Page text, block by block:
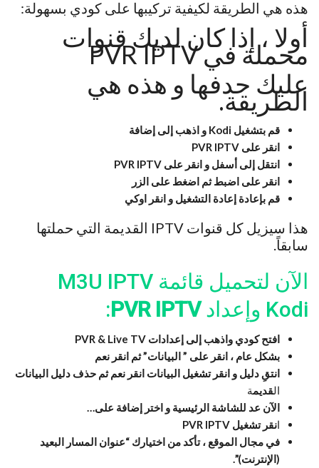
هذه هي الطريقة لكيفية تركيبها على كودي بسهولة:
أولا ، إذا كان لديك قنوات
محملة في PVR IPTV
عليك حدفها و هذه هي
الطريقة.
قم بتشغيل Kodi و اذهب إلى إضافة
انقر على PVR IPTV
انتقل إلى أسفل و انقر على PVR IPTV
انقر على اضبط ثم اضغط على الزر
قم بإعادة إعادة التشغيل و انقر اوكي
هذا سيزيل كل قنوات IPTV القديمة التي حملتها
سابقاً.
الآن لتحميل قائمة M3U IPTV
Kodi وإعداد
PVR IPTV
:
افتح كودي واذهب إلى إعدادات PVR & Live TV
بشكل عام ، انقر على ” البيانات” ثم انقر نعم
انتقِ دليل و انقر تشغيل البيانات انقر نعم ثم حذف دليل البيانات
القديمة
الآن عد للشاشة الرئيسية و اختر إضافة على…
انقر تشغيل PVR IPTV
في مجال الموقع ، تأكد من اختيارك “عنوان المسار البعيد
(الإنترنت)”.